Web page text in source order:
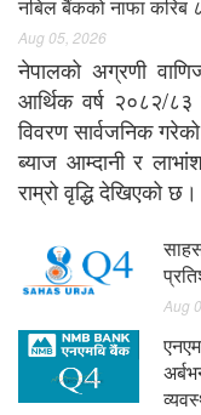
नबिल बैंकको नाफा करिब ८
Aug 05, 2026
नेपालको अग्रणी
आर्थिक वर्ष २०८२/८३
विवरण सार्वजनिक
ब्याज आम्दानी र
राम्रो वृद्धि देखिएको छ।
Aug